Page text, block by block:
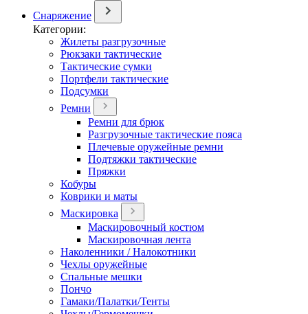
Снаряжение
Категории:
Жилеты разгрузочные
Рюкзаки тактические
Тактические сумки
Портфели тактические
Подсумки
Ремни
Ремни для брюк
Разгрузочные тактические пояса
Плечевые оружейные ремни
Подтяжки тактические
Пряжки
Кобуры
Коврики и маты
Маскировка
Маскировочный костюм
Маскировочная лента
Наколенники / Налокотники
Чехлы оружейные
Спальные мешки
Пончо
Гамаки/Палатки/Тенты